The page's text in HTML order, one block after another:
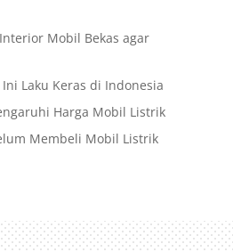
Mobil Bekas agar
Laku Keras di Indonesia
Harga Mobil Listrik
Membeli Mobil Listrik